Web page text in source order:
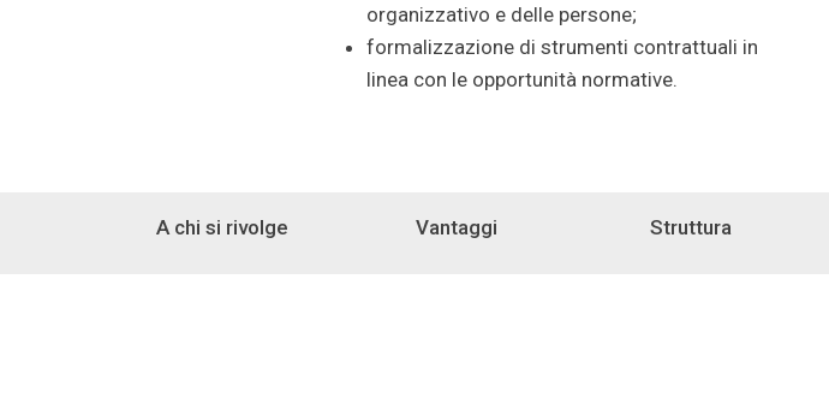
organizzativo e delle persone;
formalizzazione di strumenti contrattuali in
linea con le opportunità normative.
A chi si rivolge Vantaggi Struttura